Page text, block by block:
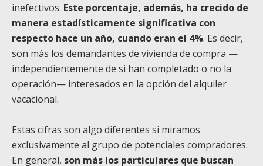
inefectivos. Este porcentaje, además, ha crecido de
manera estadísticamente significativa con
respecto hace un año, cuando eran el 4%. Es decir,
son más los demandantes de vivienda de compra —
independientemente de si han completado o no la
operación— interesados en la opción del alquiler
vacacional.
Estas cifras son algo diferentes si miramos
exclusivamente al grupo de potenciales compradores.
En general, son más los particulares que buscan